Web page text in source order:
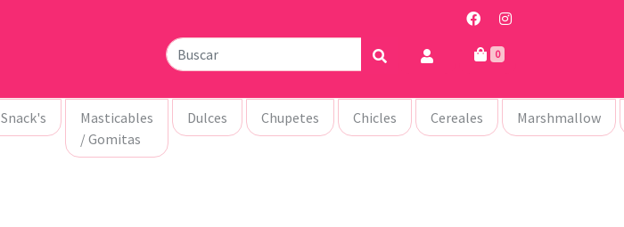
0
Snack's
Masticables
/ Gomitas
Dulces Chupetes Chicles Cereales Marshmallow